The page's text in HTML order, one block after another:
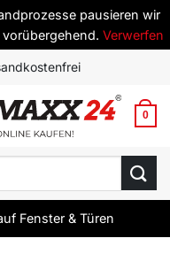
pausieren wir
Verwerfen
0
Fenster & Türen